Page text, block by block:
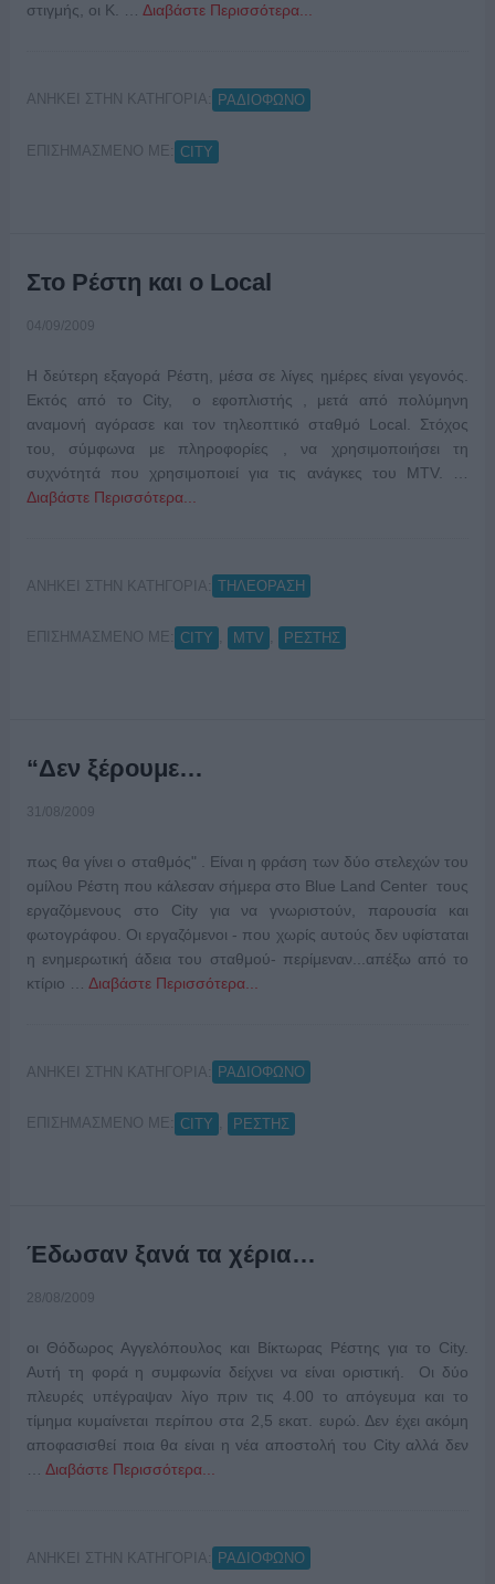
στιγμής, οι Κ. … Διαβάστε Περισσότερα...
ΑΝΗΚΕΙ ΣΤΗΝ ΚΑΤΗΓΟΡΙΑ: ΡΑΔΙΟΦΩΝΟ
ΕΠΙΣΗΜΑΣΜΕΝΟ ΜΕ: CITY
Στο Ρέστη και ο Local
04/09/2009
Η δεύτερη εξαγορά Ρέστη, μέσα σε λίγες ημέρες είναι γεγονός.
Εκτός από το City, ο εφοπλιστής , μετά από πολύμηνη
αναμονή αγόρασε και τον τηλεοπτικό σταθμό Local. Στόχος
του, σύμφωνα με πληροφορίες , να χρησιμοποιήσει τη
συχνότητά που χρησιμοποιεί για τις ανάγκες του MTV. …
Διαβάστε Περισσότερα...
ΑΝΗΚΕΙ ΣΤΗΝ ΚΑΤΗΓΟΡΙΑ: ΤΗΛΕΟΡΑΣΗ
ΕΠΙΣΗΜΑΣΜΕΝΟ ΜΕ: CITY MTV ΡΕΣΤΗΣ
“Δεν ξέρουμε…
31/08/2009
πως θα γίνει ο σταθμός" . Είναι η φράση των δύο στελεχών του
ομίλου Ρέστη που κάλεσαν σήμερα στο Blue Land Center τους
εργαζόμενους στο City για να γνωριστούν, παρουσία και
φωτογράφου. Οι εργαζόμενοι - που χωρίς αυτούς δεν υφίσταται
η ενημερωτική άδεια του σταθμού- περίμεναν...απέξω από το
κτίριο … Διαβάστε Περισσότερα...
ΑΝΗΚΕΙ ΣΤΗΝ ΚΑΤΗΓΟΡΙΑ: ΡΑΔΙΟΦΩΝΟ
ΕΠΙΣΗΜΑΣΜΕΝΟ ΜΕ: CITY ΡΕΣΤΗΣ
Έδωσαν ξανά τα χέρια…
28/08/2009
οι Θόδωρος Αγγελόπουλος και Βίκτωρας Ρέστης για το City.
Αυτή τη φορά η συμφωνία δείχνει να είναι οριστική. Οι δύο
πλευρές υπέγραψαν λίγο πριν τις 4.00 το απόγευμα και το
τίμημα κυμαίνεται περίπου στα 2,5 εκατ. ευρώ. Δεν έχει ακόμη
αποφασισθεί ποια θα είναι η νέα αποστολή του City αλλά δεν
Διαβάστε Περισσότερα...
ΑΝΗΚΕΙ ΣΤΗΝ ΚΑΤΗΓΟΡΙΑ: ΡΑΔΙΟΦΩΝΟ